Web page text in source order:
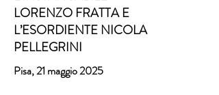
LORENZO FRATTA E
L’ESORDIENTE NICOLA
PELLEGRINI
Pisa, 21 maggio 2025